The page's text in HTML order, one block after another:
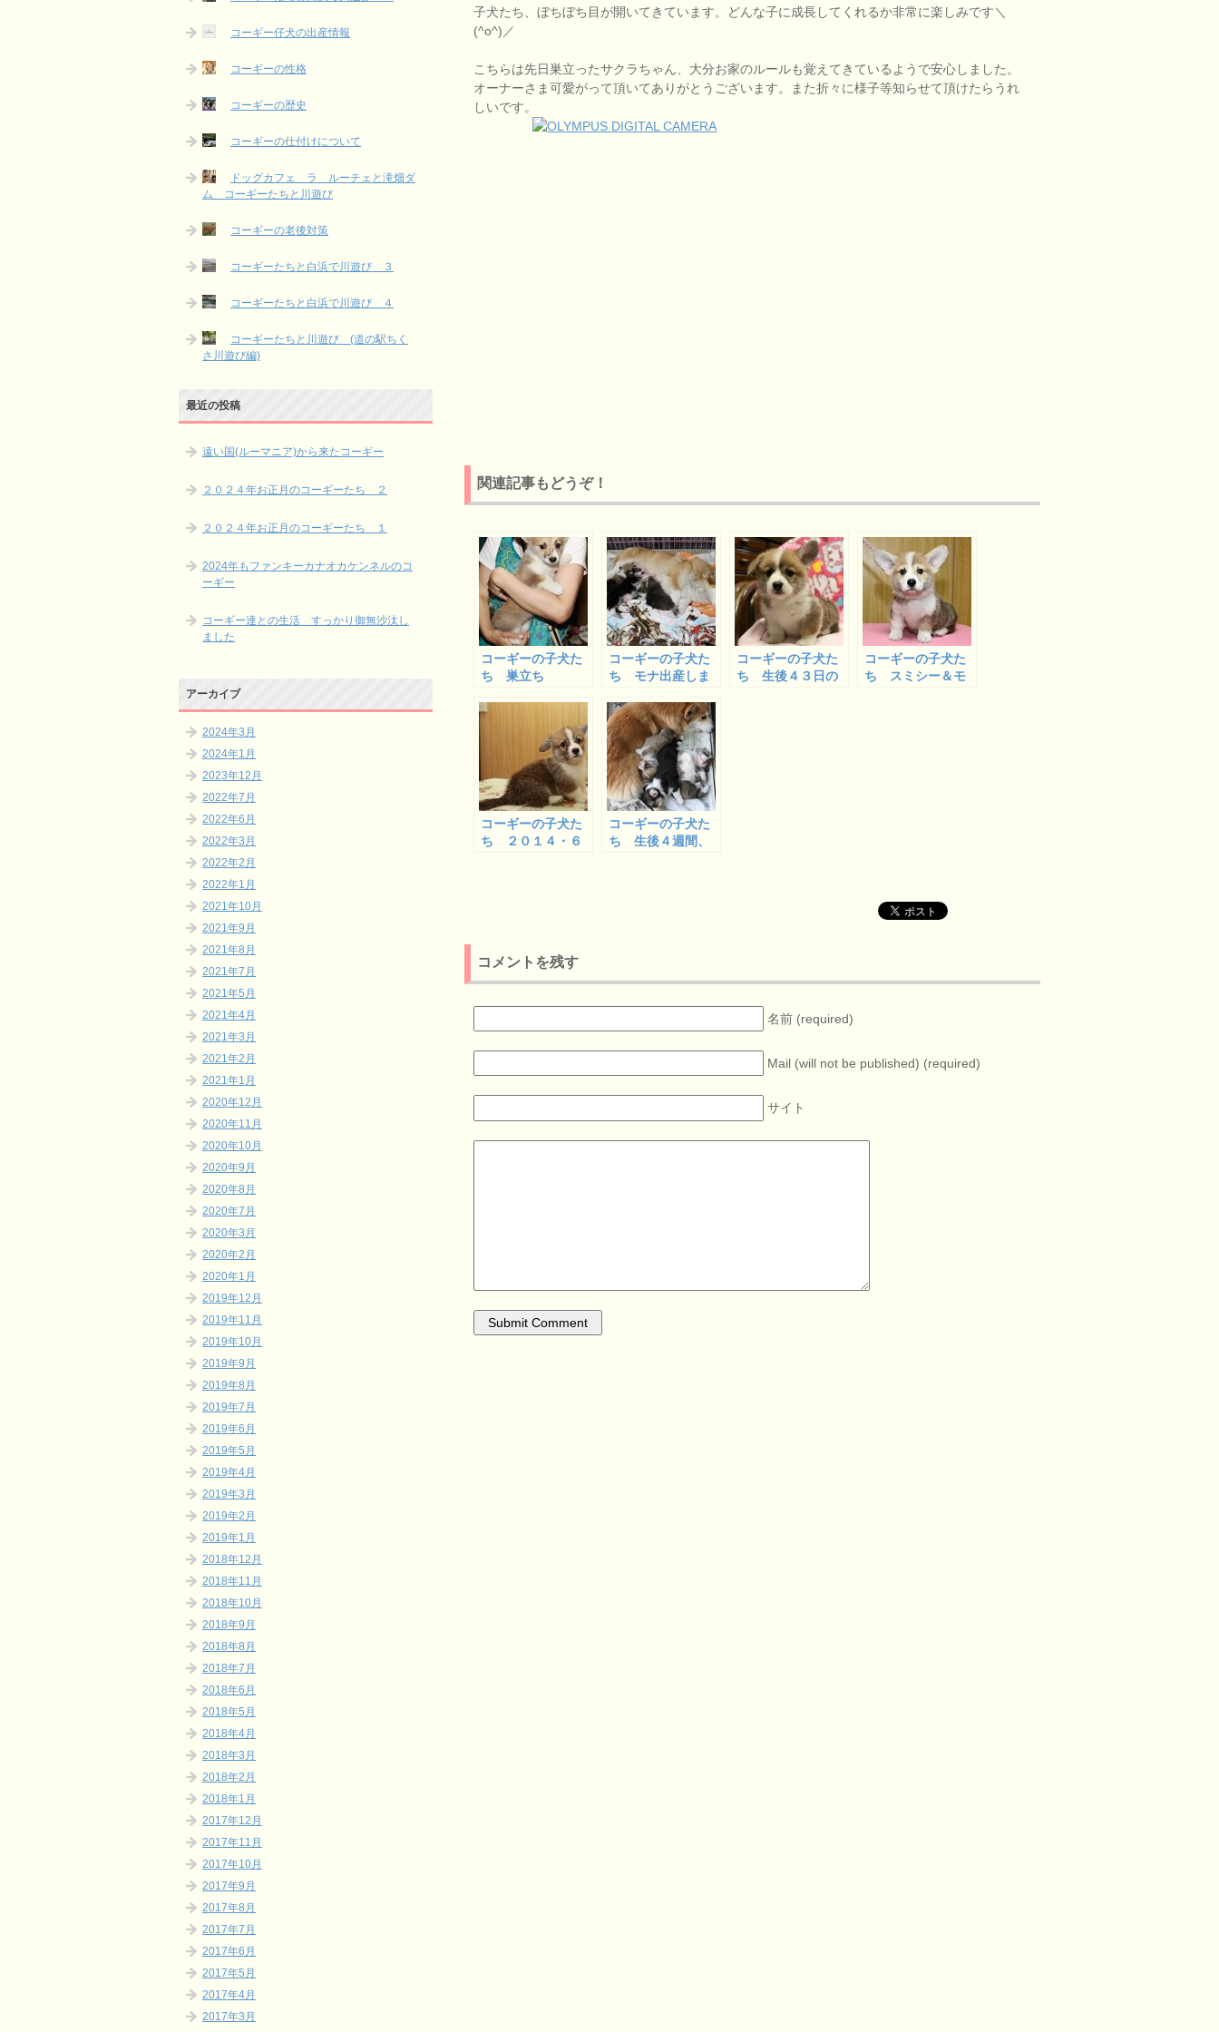
子犬たち、ぼちぼち目が開いてきています。どんな子に成長してくれるか非常に楽しみです＼
(^o^)／
こちらは先日巣立ったサクラちゃん、大分お家のルールも覚えてきているようで安心しました。
オーナーさま可愛がって頂いてありがとうございます。また折々に様子等知らせて頂けたらうれ
しいです。
関連記事もどうぞ！
コーギーの子犬た
ち 巣立ち
コーギーの子犬た
ち モナ出産しま
コーギーの子犬た
ち 生後４３日の
コーギーの子犬た
ち スミシー＆モ
コーギーの子犬た
ち ２０１４・６
コーギーの子犬た
ち 生後４週間、
コメントを残す
名前 (required)
Mail (will not be published) (required)
サイト
コーギー仔犬の出産情報
コーギーの性格
コーギーの歴史
コーギーの仕付けについて
ドッグカフェ ラ ルーチェと滝畑ダ
ム コーギーたちと川遊び
コーギーの老後対策
コーギーたちと白浜で川遊び ３
コーギーたちと白浜で川遊び ４
コーギーたちと川遊び (道の駅ちく
さ川遊び編)
最近の投稿
遠い国(ルーマニア)から来たコーギー
２０２４年お正月のコーギーたち ２
２０２４年お正月のコーギーたち １
2024年もファンキーカナオカケンネルのコ
ーギー
コーギー達との生活 すっかり御無沙汰し
ました
アーカイブ
2024年3月
2024年1月
2023年12月
2022年7月
2022年6月
2022年3月
2022年2月
2022年1月
2021年10月
2021年9月
2021年8月
2021年7月
2021年5月
2021年4月
2021年3月
2021年2月
2021年1月
2020年12月
2020年11月
2020年10月
2020年9月
2020年8月
2020年7月
2020年3月
2020年2月
2020年1月
2019年12月
2019年11月
2019年10月
2019年9月
2019年8月
2019年7月
2019年6月
2019年5月
2019年4月
2019年3月
2019年2月
2019年1月
2018年12月
2018年11月
2018年10月
2018年9月
2018年8月
2018年7月
2018年6月
2018年5月
2018年4月
2018年3月
2018年2月
2018年1月
2017年12月
2017年11月
2017年10月
2017年9月
2017年8月
2017年7月
2017年6月
2017年5月
2017年4月
2017年3月